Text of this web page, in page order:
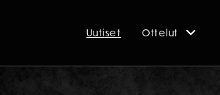
Uutiset Ottelut